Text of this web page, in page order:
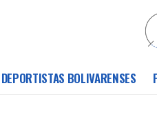
DEPORTISTAS BOLIVARENSES